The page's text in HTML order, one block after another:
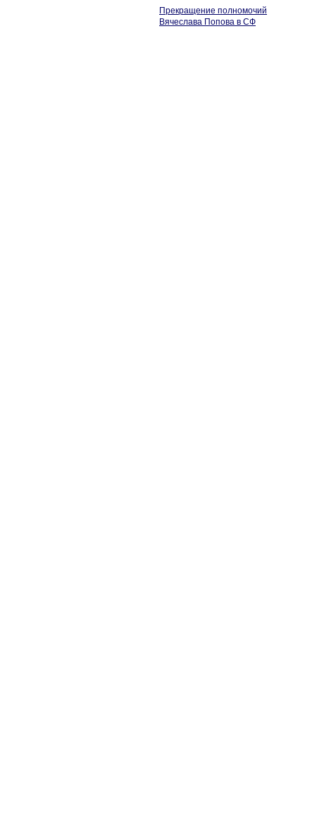
Прекращение полномочий
Вячеслава Попова в СФ